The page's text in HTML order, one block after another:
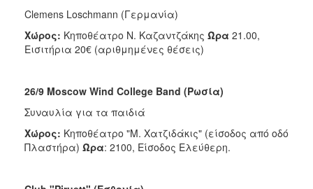
Clemens Loschmann (Γερμανία)
Χώρος: Κηποθέατρο Ν. Καζαντζάκης Ώρα 21.00,
Εισιτήρια 20€ (αριθμημένες θέσεις)
26/9 Moscow Wind College Band (Ρωσία)
Συναυλία για τα παιδιά
Χώρος: Κηποθέατρο "Μ. Χατζιδάκις" (είσοδος από οδό
Πλαστήρα) Ώρα: 2100, Είσοδος Ελεύθερη.